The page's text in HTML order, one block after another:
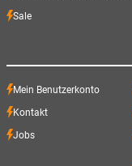
Sale
Mein Benutzerkonto
Kontakt
Jobs